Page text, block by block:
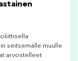
seitsemälle muulle
arvostelleet